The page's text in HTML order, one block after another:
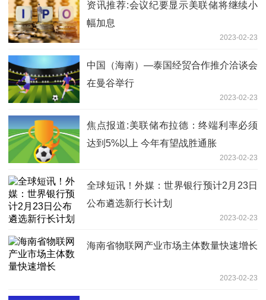
资讯推荐:会议纪要显示美联储将继续小
幅加息
2023-02-23
中国（海南）—泰国经贸合作推介洽谈会
在曼谷举行
2023-02-23
焦点报道:美联储布拉德：终端利率必须
达到5%以上 今年有望战胜通胀
2023-02-23
全球短讯！外媒：世界银行预计2月23日
公布遴选新行长计划
2023-02-23
海南省物联网产业市场主体数量快速增长
2023-02-23